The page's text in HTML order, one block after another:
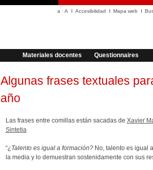
a ·A Accesibilidad Mapa web
Materiales docentes Questionnaires
Algunas frases textuales
año
Las frases entre comillas están sacadas de Xavier
Sintetia
“¿Talento es igual a formación?No, talento es igual
la media y lo demuestran sostenidamente con sus